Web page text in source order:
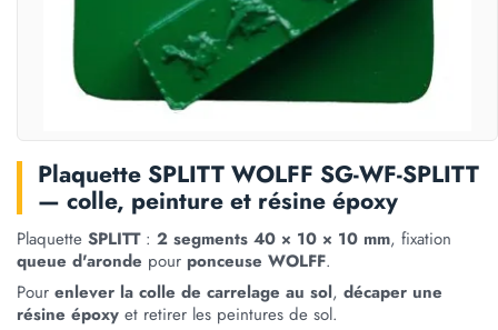
Plaquette SPLITT WOLFF SG-WF-SPLITT
— colle, peinture et résine époxy
Plaquette SPLITT: 2 segments 40 × 10 × 10 mm, fixation
queue d'aronde pour ponceuse WOLFF.
Pour enlever la colle de carrelage au sol, décaper une
résine époxy et retirer les peintures de sol.